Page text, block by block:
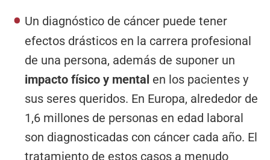
Un diagnóstico de cáncer puede tener
efectos drásticos en la carrera profesional
de una persona, además de suponer un
impacto físico y mental en los pacientes y
sus seres queridos. En Europa, alrededor de
1,6 millones de personas en edad laboral
son diagnosticadas con cáncer cada año. El
tratamiento de estos casos a menudo